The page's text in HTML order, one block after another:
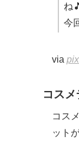
ね
今
via
コス
コス
ット